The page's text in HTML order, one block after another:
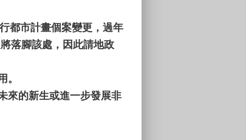
都市計畫個案變更，過年
落腳該處，因此請地政
。
來的新生或進一步發展非